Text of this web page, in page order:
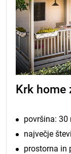
Krk home
površina: 30
največje
prostorna in